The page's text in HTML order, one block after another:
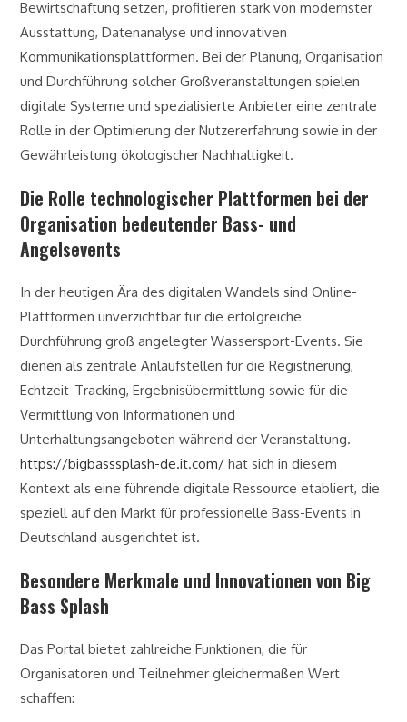
Bewirtschaftung setzen, profitieren stark von modernster
Ausstattung, Datenanalyse und innovativen
Kommunikationsplattformen. Bei der Planung, Organisation
und Durchführung solcher Großveranstaltungen spielen
digitale Systeme und spezialisierte Anbieter eine zentrale
Rolle in der Optimierung der Nutzererfahrung sowie in der
Gewährleistung ökologischer Nachhaltigkeit.
Die Rolle technologischer Plattformen bei der
Organisation bedeutender Bass- und
Angelsevents
In der heutigen Ära des digitalen Wandels sind Online-
Plattformen unverzichtbar für die erfolgreiche
Durchführung groß angelegter Wassersport-Events. Sie
dienen als zentrale Anlaufstellen für die Registrierung,
Echtzeit-Tracking, Ergebnisübermittlung sowie für die
Vermittlung von Informationen und
Unterhaltungsangeboten während der Veranstaltung.
https://bigbasssplash-de.it.com/ hat sich in diesem
Kontext als eine führende digitale Ressource etabliert, die
speziell auf den Markt für professionelle Bass-Events in
Deutschland ausgerichtet ist.
Besondere Merkmale und Innovationen von Big
Bass Splash
Das Portal bietet zahlreiche Funktionen, die für
Organisatoren und Teilnehmer gleichermaßen Wert
schaffen: